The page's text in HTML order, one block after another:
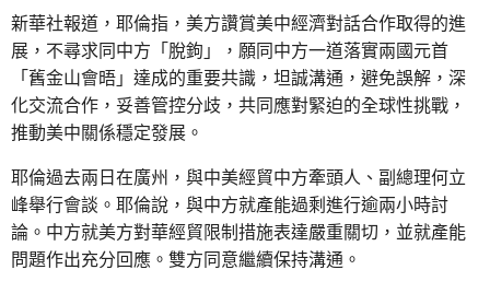
新華社報道，耶倫指，美方讚賞美中經濟對話合作取得的進
展，不尋求同中方「脫鉤」，願同中方一道落實兩國元首
「舊金山會晤」達成的重要共識，坦誠溝通，避免誤解，深
化交流合作，妥善管控分歧，共同應對緊迫的全球性挑戰，
推動美中關係穩定發展。
耶倫過去兩日在廣州，與中美經貿中方牽頭人、副總理何立
峰舉行會談。耶倫說，與中方就產能過剩進行逾兩小時討
論。中方就美方對華經貿限制措施表達嚴重關切，並就產能
問題作出充分回應。雙方同意繼續保持溝通。